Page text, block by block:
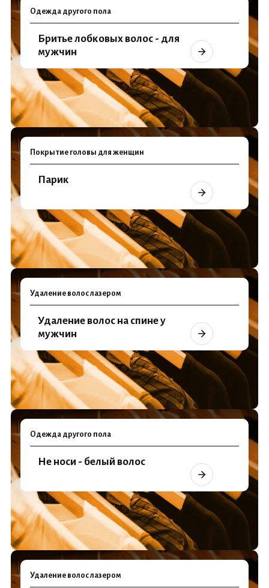
Одежда другого пола
Бритье лобковых волос - для
мужчин
Покрытие головы для женщин
Парик
Удаление волос лазером
Удаление волос на спине у
мужчин
Одежда другого пола
Не носи - белый волос
Удаление волос лазером